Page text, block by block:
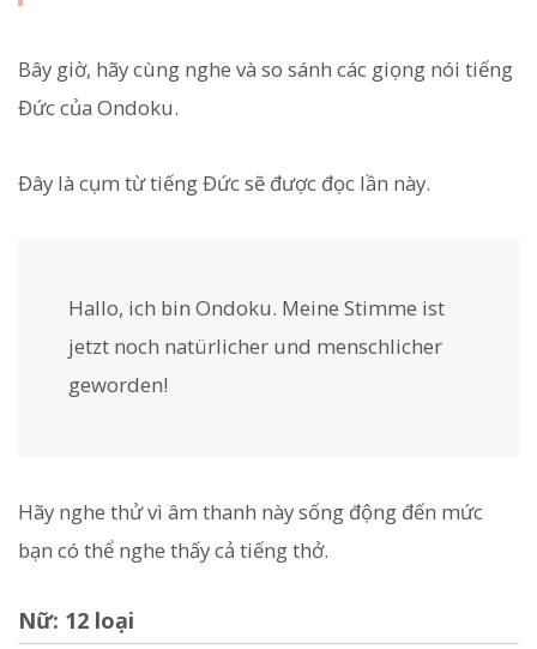
Bây giờ, hãy cùng nghe và so sánh các giọng nói tiếng
Đức của Ondoku.
Đây là cụm từ tiếng Đức sẽ được đọc lần này.
Hallo, ich bin Ondoku. Meine Stimme ist
jetzt noch natürlicher und menschlicher
geworden!
Hãy nghe thử vì âm thanh này sống động đến mức
bạn có thể nghe thấy cả tiếng thở.
Nữ: 12 loại